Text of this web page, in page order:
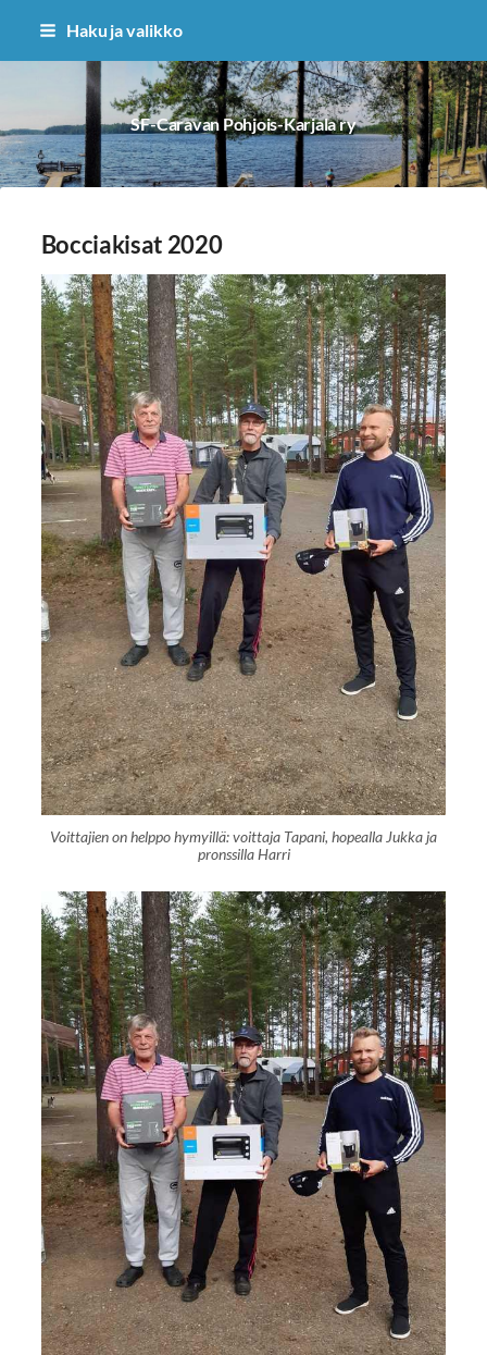
Siirry
Haku ja valikko
SF-Caravan Pohjois-Karjala ry
Bocciakisat 2020
Voittajien on helppo hymyillä: voittaja Tapani, hopealla Jukka ja
pronssilla Harri